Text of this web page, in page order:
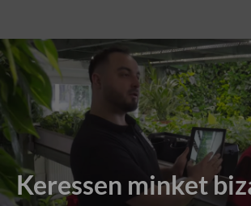
Keressen minket